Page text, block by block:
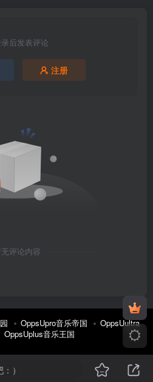
后发表评论
注册
评论内容
OppsUpro音乐帝国
OppsUultra
OppsUplus音乐王国
）